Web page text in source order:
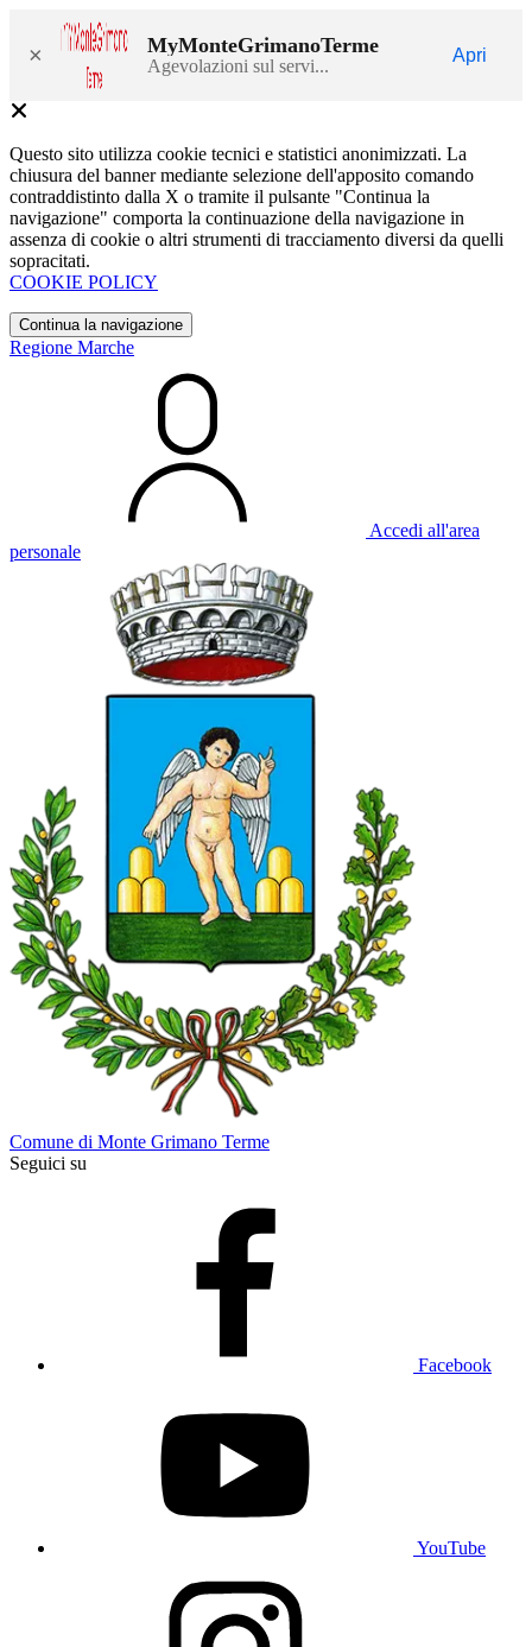
× MyMonteGrimanoTerme
Agevolazioni sul servi...
Apri
Questo sito utilizza cookie tecnici e statistici anonimizzati. La
chiusura del banner mediante selezione dell'apposito comando
contraddistinto dalla X o tramite il pulsante "Continua la
navigazione" comporta la continuazione della navigazione in
assenza di cookie o altri strumenti di tracciamento diversi da quelli
sopracitati.
COOKIE POLICY
Continua la navigazione
Regione Marche
Accedi all'area
personale
Comune di Monte Grimano Terme
Seguici su
Facebook
YouTube